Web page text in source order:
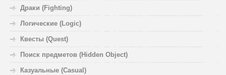
Драки (Fighting)
Логические (Logic)
Квесты (Quest)
Поиск предметов (Hidden Object)
Казуальные (Casual)